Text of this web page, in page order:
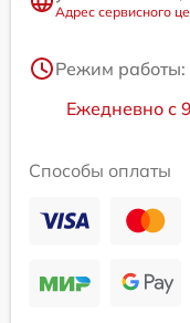
Адрес сервисного
Режим работы:
Ежедневно с
Способы оплаты